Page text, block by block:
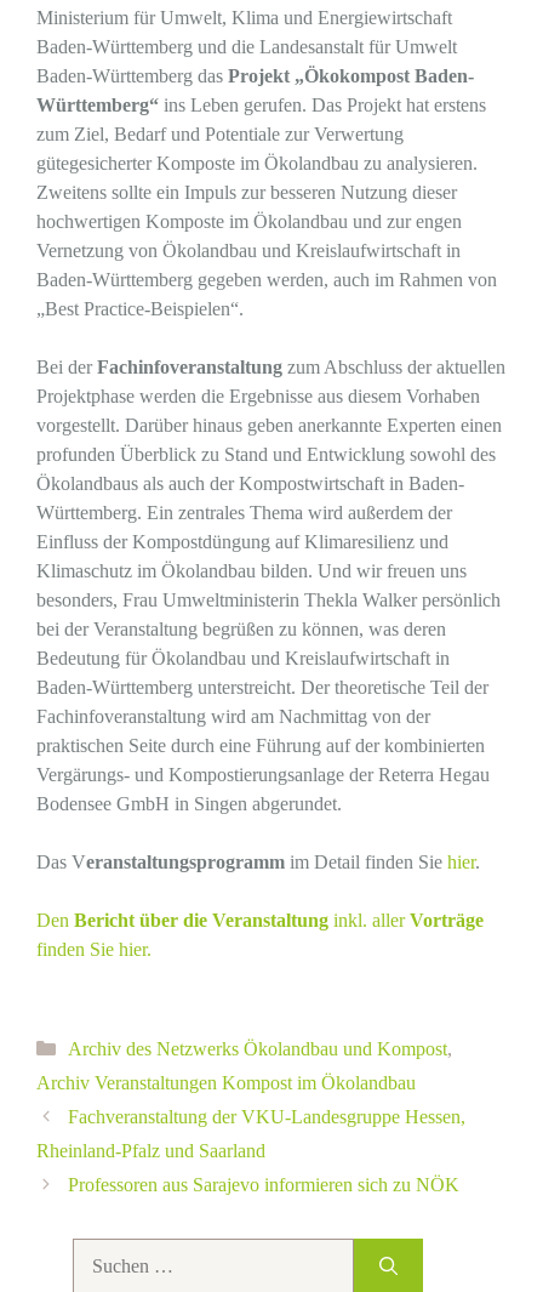
Ministerium für Umwelt, Klima und Energiewirtschaft
Baden-Württemberg und die Landesanstalt für Umwelt
Baden-Württemberg das Projekt „Ökokompost Baden-
Württemberg“ ins Leben gerufen. Das Projekt hat erstens
zum Ziel, Bedarf und Potentiale zur Verwertung
gütegesicherter Komposte im Ökolandbau zu analysieren.
Zweitens sollte ein Impuls zur besseren Nutzung dieser
hochwertigen Komposte im Ökolandbau und zur engen
Vernetzung von Ökolandbau und Kreislaufwirtschaft in
Baden-Württemberg gegeben werden, auch im Rahmen von
„Best Practice-Beispielen“.
Bei derFachinfoveranstaltung zum Abschluss der aktuellen
Projektphase werden die Ergebnisse aus diesem Vorhaben
vorgestellt. Darüber hinaus geben anerkannte Experten einen
profunden Überblick zu Stand und Entwicklung sowohl des
Ökolandbaus als auch der Kompostwirtschaft in Baden-
Württemberg. Ein zentrales Thema wird außerdem der
Einfluss der Kompostdüngung auf Klimaresilienz und
Klimaschutz im Ökolandbau bilden. Und wir freuen uns
besonders, Frau Umweltministerin Thekla Walker persönlich
bei der Veranstaltung begrüßen zu können, was deren
Bedeutung für Ökolandbau und Kreislaufwirtschaft in
Baden-Württemberg unterstreicht. Der theoretische Teil der
Fachinfoveranstaltung wird am Nachmittag von der
praktischen Seite durch eine Führung auf der kombinierten
Vergärungs- und Kompostierungsanlage der Reterra Hegau
Bodensee GmbH in Singen abgerundet.
Das Veranstaltungsprogramm im Detail finden Sie hier.
Den Bericht über die Veranstaltung inkl. allerVorträge
finden Sie hier.
Kategorien
Archiv des Netzwerks Ökolandbau und Kompost,
Archiv Veranstaltungen Kompost im Ökolandbau
Fachveranstaltung der VKU-Landesgruppe Hessen,
Rheinland-Pfalz und Saarland
Professoren aus Sarajevo informieren sich zu NÖK